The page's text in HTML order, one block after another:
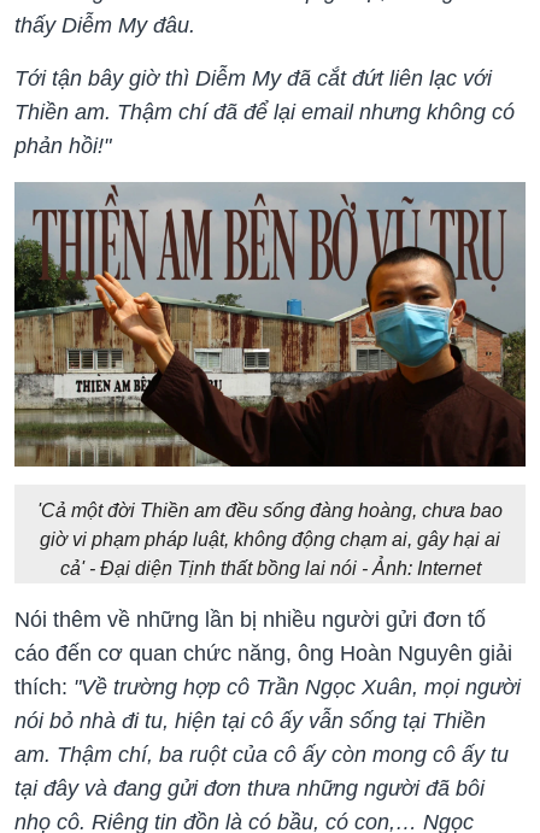
thấy Diễm My đâu.
Tới tận bây giờ thì Diễm My đã cắt đứt liên lạc với
Thiền am. Thậm chí đã để lại email nhưng không có
phản hồi!"
'Cả một đời Thiền am đều sống đàng hoàng, chưa bao
giờ vi phạm pháp luật, không động chạm ai, gây hại ai
cả' - Đại diện Tịnh thất bồng lai nói - Ảnh: Internet
Nói thêm về những lần bị nhiều người gửi đơn tố
cáo đến cơ quan chức năng, ông Hoàn Nguyên giải
thích: "Về trường hợp cô Trần Ngọc Xuân, mọi người
nói bỏ nhà đi tu, hiện tại cô ấy vẫn sống tại Thiền
am. Thậm chí, ba ruột của cô ấy còn mong cô ấy tu
tại đây và đang gửi đơn thưa những người đã bôi
nhọ cô. Riêng tin đồn là có bầu, có con,… Ngọc